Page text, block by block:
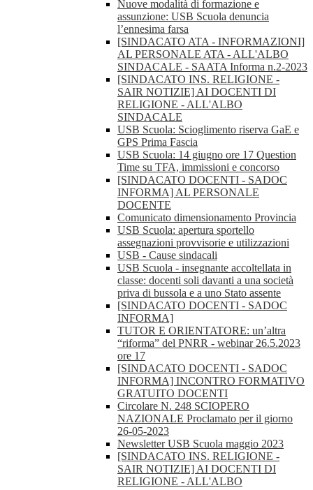
Nuove modalità di formazione e
assunzione: USB Scuola denuncia
l’ennesima farsa
[SINDACATO ATA - INFORMAZIONI]
AL PERSONALE ATA - ALL'ALBO
SINDACALE - SAATA Informa n.2-2023
[SINDACATO INS. RELIGIONE -
SAIR NOTIZIE] AI DOCENTI DI
RELIGIONE - ALL'ALBO
SINDACALE
USB Scuola: Scioglimento riserva GaE e
GPS Prima Fascia
USB Scuola: 14 giugno ore 17 Question
Time su TFA, immissioni e concorso
[SINDACATO DOCENTI - SADOC
INFORMA] AL PERSONALE
DOCENTE
Comunicato dimensionamento Provincia
USB Scuola: apertura sportello
assegnazioni provvisorie e utilizzazioni
USB - Cause sindacali
USB Scuola - insegnante accoltellata in
classe: docenti soli davanti a una società
priva di bussola e a uno Stato assente
[SINDACATO DOCENTI - SADOC
INFORMA]
TUTOR E ORIENTATORE: un’altra
“riforma” del PNRR - webinar 26.5.2023
ore 17
[SINDACATO DOCENTI - SADOC
INFORMA] INCONTRO FORMATIVO
GRATUITO DOCENTI
Circolare N. 248 SCIOPERO
NAZIONALE Proclamato per il giorno
26-05-2023
Newsletter USB Scuola maggio 2023
[SINDACATO INS. RELIGIONE -
SAIR NOTIZIE] AI DOCENTI DI
RELIGIONE - ALL'ALBO